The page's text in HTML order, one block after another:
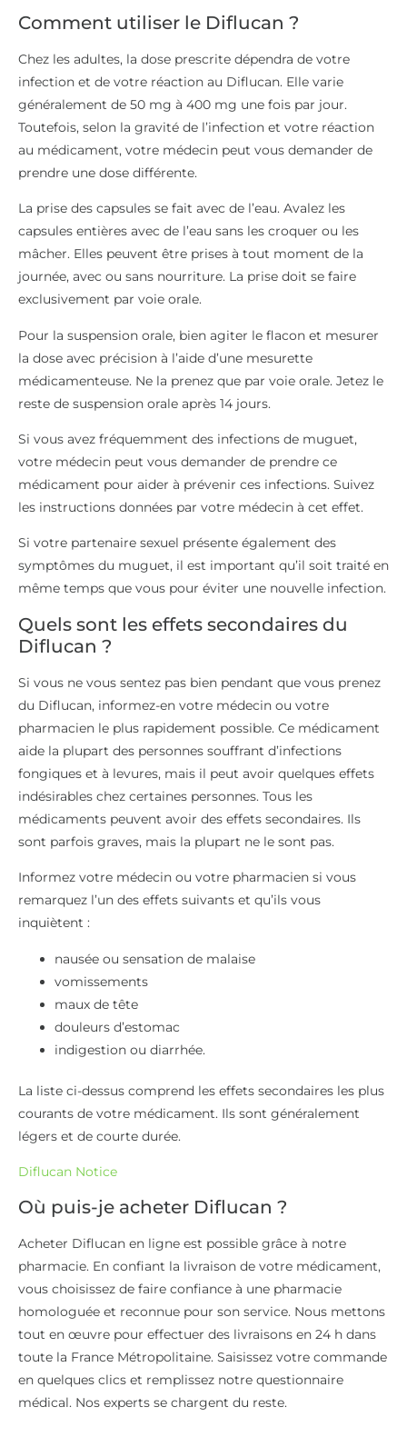
exclusivement par voie orale.
Pour la suspension orale, bien agiter le flacon et mesurer
la dose avec précision à l’aide d’une mesurette
médicamenteuse. Ne la prenez que par voie orale. Jetez le
reste de suspension orale après 14 jours.
Si vous avez fréquemment des infections de muguet,
médicament pour aider à prévenir ces infections. Suivez
les instructions données par votre médecin à cet effet.
Si votre partenaire sexuel présente également des
symptômes du muguet, il est important qu’il soit traité en
Quels sont les effets secondaires du
Diflucan ?
Si vous ne vous sentez pas bien pendant que vous prenez
du Diflucan, informez-en votre médecin ou votre
pharmacien le plus rapidement possible. Ce médicament
aide la plupart des personnes souffrant d’infections
fongiques et à levures, mais il peut avoir quelques effets
médicaments peuvent avoir des effets secondaires. Ils
sont parfois graves, mais la plupart ne le sont pas.
remarquez l’un des effets suivants et qu’ils vous
inquiètent :
nausée ou sensation de malaise
vomissements
maux de tête
douleurs d’estomac
indigestion ou diarrhée.
La liste ci-dessus comprend les effets secondaires les plus
courants de votre médicament. Ils sont généralement
légers et de courte durée.
Diflucan Notice
Acheter Diflucan en ligne est possible grâce à notre
pharmacie. En confiant la livraison de votre médicament,
vous choisissez de faire confiance à une pharmacie
homologuée et reconnue pour son service. Nous mettons
toute la France Métropolitaine. Saisissez votre commande
en quelques clics et remplissez notre questionnaire
médical. Nos experts se chargent du reste.
Produits similaires
Ciprofloxacine
48,90€